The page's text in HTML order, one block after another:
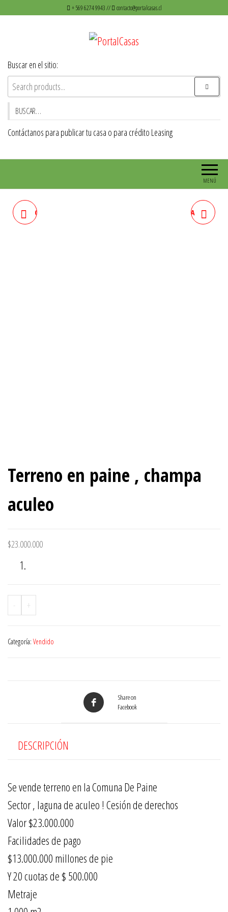
+ 569 6274 9943 // contacto@portalcasas.cl
PortalCasas
Buscar en el sitio:
BUSCAR…
Contáctanos para publicar tu casa o para crédito Leasing
MENÚ
CASA EN LA COMUNA DE LA TERRENO 316M2 CON CASA
Terreno en paine , champa
aculeo
$23.000.000
- +
Categoría: Vendido
Share on
Facebook
DESCRIPCIÓN
Se vende terreno en la Comuna De Paine
Sector , laguna de aculeo ! Cesión de derechos
Valor $23.000.000
Facilidades de pago
$13.000.000 millones de pie
Y 20 cuotas de $ 500.000
Metraje